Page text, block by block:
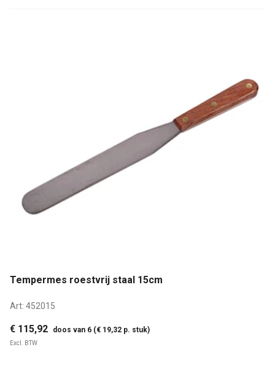
Tempermes roestvrij staal 15cm
Art: 452015
€ 115,92 doos van 6 (€ 19,32 p. stuk)
Excl. BTW